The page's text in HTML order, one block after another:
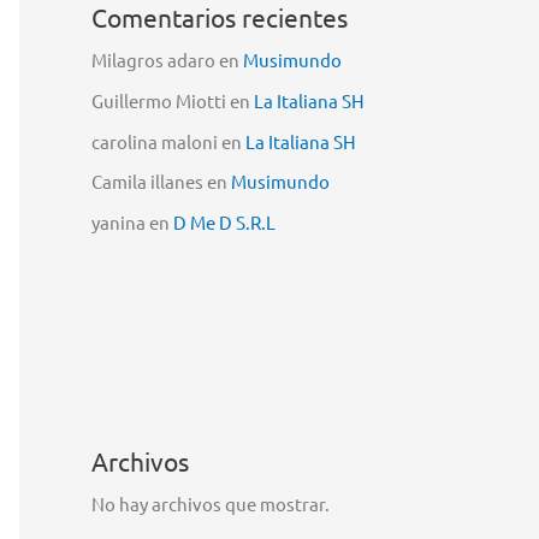
Comentarios recientes
Milagros adaro en Musimundo
Guillermo Miotti en La Italiana SH
carolina maloni en La Italiana SH
Camila illanes en Musimundo
yanina en D Me D S.R.L
Archivos
No hay archivos que mostrar.